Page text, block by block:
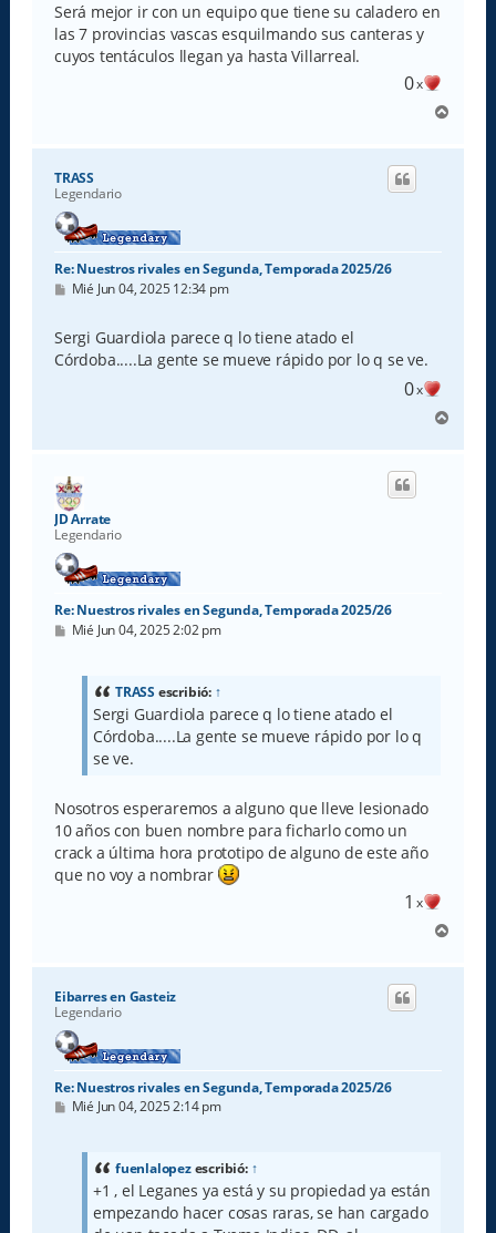
Será mejor ir con un equipo que tiene su caladero en
las 7 provincias vascas esquilmando sus canteras y
cuyos tentáculos llegan ya hasta Villarreal.
0x
r
TRASS
Legendario
Re: Nuestros rivales en Segunda, Temporada 2025/26
M
s
a
j
Mié Jun 04, 2025 12:34 pm
Sergi Guardiola parece q lo tiene atado el
Córdoba.....La gente se mueve rápido por lo q se ve.
0x
r
JD Arrate
Legendario
Re: Nuestros rivales en Segunda, Temporada 2025/26
M
Mié Jun 04, 2025 2:02 pm
TRASS escribió: ↑
Sergi Guardiola parece q lo tiene atado el
Córdoba.....La gente se mueve rápido por lo q
se ve.
Nosotros esperaremos a alguno que lleve lesionado
10 años con buen nombre para ficharlo como un
crack a última hora prototipo de alguno de este año
que no voy a nombrar
1 x
r
Eibarres en Gasteiz
Legendario
Re: Nuestros rivales en Segunda, Temporada 2025/26
M
Mié Jun 04, 2025 2:14 pm
fuenlalopezescribió: ↑
+1 , el Leganes ya está y su propiedad ya están
empezando hacer cosas raras, se han cargado